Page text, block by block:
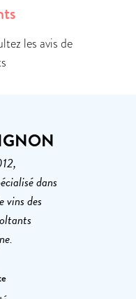
les avis de
dans
vins des